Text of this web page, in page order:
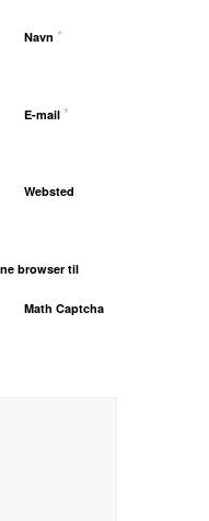
Navn *
E-mail *
Websted
browser til
Math Captcha